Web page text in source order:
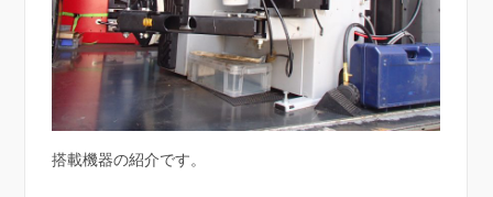
搭載機器の紹介です。